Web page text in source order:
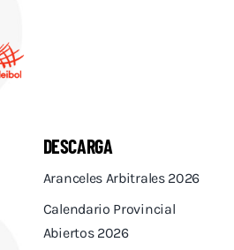
DESCARGA
Aranceles Arbitrales 2026
Calendario Provincial
Abiertos 2026